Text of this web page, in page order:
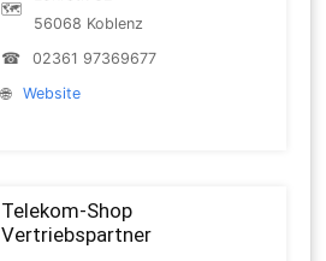
🗺
56068 Koblenz
☎
02361 97369677
🌐
Website
Telekom-Shop
Vertriebspartner